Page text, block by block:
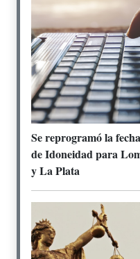
Se reprogramó la
de Idoneidad para
y La Plata